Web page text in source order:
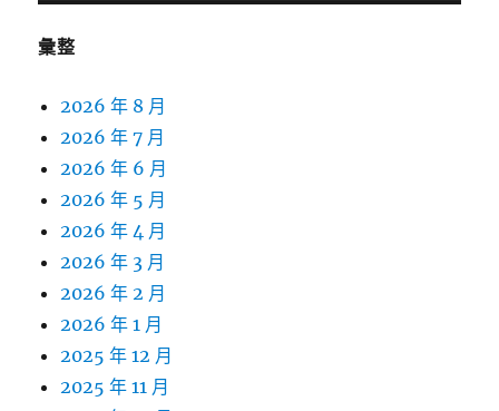
彙整
2026 年 8 月
2026 年 7 月
2026 年 6 月
2026 年 5 月
2026 年 4 月
2026 年 3 月
2026 年 2 月
2026 年 1 月
2025 年 12 月
2025 年 11 月